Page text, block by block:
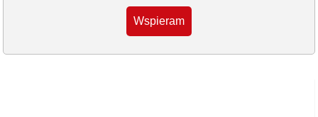
Wspieram